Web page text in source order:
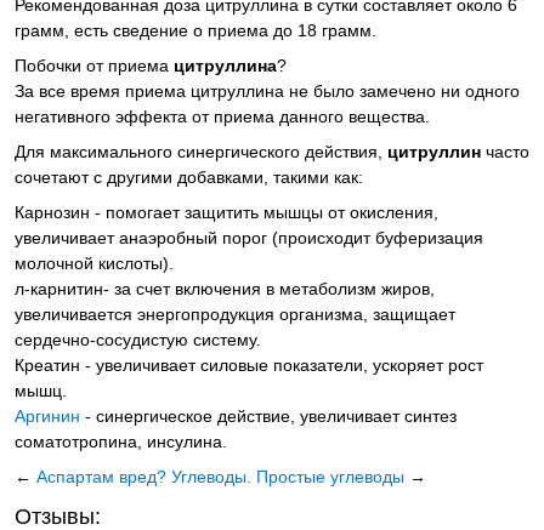
Рекомендованная доза цитруллина в сутки составляет около 6
грамм, есть сведение о приема до 18 грамм.
Побочки от приема цитруллина?
За все время приема цитруллина не было замечено ни одного
негативного эффекта от приема данного вещества.
Для максимального синергического действия, цитруллин часто
сочетают с другими добавками, такими как:
Карнозин - помогает защитить мышцы от окисления,
увеличивает анаэробный порог (происходит буферизация
молочной кислоты).
л-карнитин- за счет включения в метаболизм жиров,
увеличивается энергопродукция организма, защищает
сердечно-сосудистую систему.
Креатин - увеличивает силовые показатели, ускоряет рост
мышц.
Аргинин - синергическое действие, увеличивает синтез
соматотропина, инсулина.
← Аспартам вред? Углеводы. Простые углеводы →
Отзывы: